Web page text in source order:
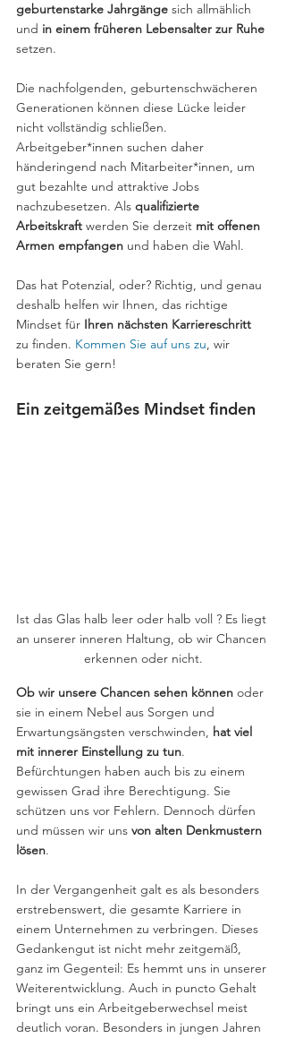
geburtenstarke Jahrgänge sich allmählich
und in einem früheren Lebensalter zur Ruhe
setzen.
Die nachfolgenden, geburtenschwächeren
Generationen können diese Lücke leider
nicht vollständig schließen.
Arbeitgeber*innen suchen daher
händeringend nach Mitarbeiter*innen, um
gut bezahlte und attraktive Jobs
nachzubesetzen. Als qualifizierte
Arbeitskraft werden Sie derzeit mit offenen
Armen empfangen und haben die Wahl.
Das hat Potenzial, oder? Richtig, und genau
deshalb helfen wir Ihnen, das richtige
Mindset für Ihren nächsten Karriereschritt
zu finden. Kommen Sie auf uns zu, wir
beraten Sie gern!
Ein zeitgemäßes Mindset finden
Ist das Glas halb leer oder halb voll ? Es liegt
an unserer inneren Haltung, ob wir Chancen
erkennen oder nicht.
Ob wir unsere Chancen sehen können oder
sie in einem Nebel aus Sorgen und
Erwartungsängsten verschwinden, hat viel
mit innerer Einstellung zu tun.
Befürchtungen haben auch bis zu einem
gewissen Grad ihre Berechtigung. Sie
schützen uns vor Fehlern. Dennoch dürfen
und müssen wir uns von alten Denkmustern
lösen.
In der Vergangenheit galt es als besonders
erstrebenswert, die gesamte Karriere in
einem Unternehmen zu verbringen. Dieses
Gedankengut ist nicht mehr zeitgemäß,
ganz im Gegenteil: Es hemmt uns in unserer
Weiterentwicklung. Auch in puncto Gehalt
bringt uns ein Arbeitgeberwechsel meist
deutlich voran. Besonders in jungen Jahren